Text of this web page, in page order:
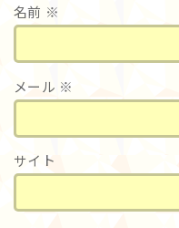
名前 ※
メール ※
サイト